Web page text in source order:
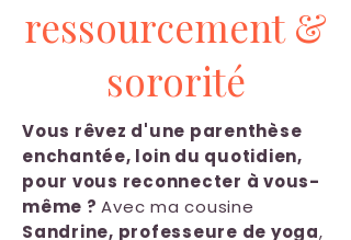
ressourcement &
sororité
Vous rêvez d'une parenthèse
enchantée, loin du quotidien,
pour vous reconnecter à vous-
même ?Avec ma cousine
Sandrine, professeure de yoga,